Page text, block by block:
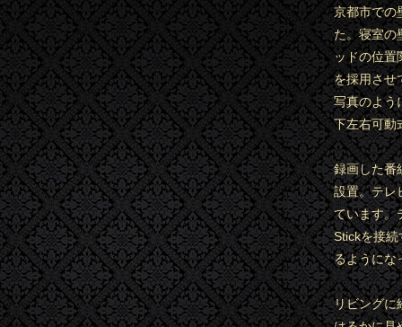
京都市での
た。寝室の
ッドの位置
を採用させ
写真のよう
下左右可動
録画した番
設置。テレ
ています。
Stickを接
るようにな
リビングに